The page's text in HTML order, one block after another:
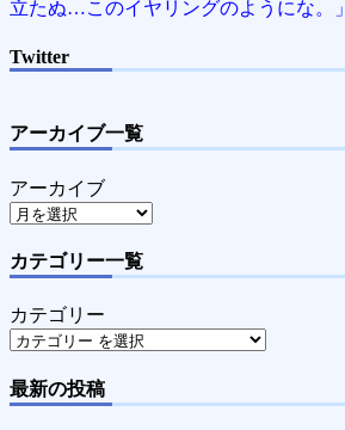
立たぬ…このイヤリングのようにな。」
Twitter
アーカイブ一覧
アーカイブ
カテゴリー一覧
カテゴリー
最新の投稿